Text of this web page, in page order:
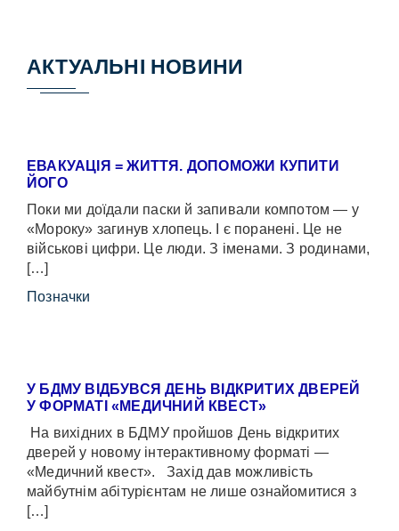
АКТУАЛЬНІ НОВИНИ
ЕВАКУАЦІЯ = ЖИТТЯ. ДОПОМОЖИ КУПИТИ
ЙОГО
Поки ми доїдали паски й запивали компотом — у
«Мороку» загинув хлопець. І є поранені. Це не
військові цифри. Це люди. З іменами. З родинами,
[…]
Позначки
У БДМУ ВІДБУВСЯ ДЕНЬ ВІДКРИТИХ ДВЕРЕЙ
У ФОРМАТІ «МЕДИЧНИЙ КВЕСТ»
На вихідних в БДМУ пройшов День відкритих
дверей у новому інтерактивному форматі —
«Медичний квест». Захід дав можливість
майбутнім абітурієнтам не лише ознайомитися з
[…]